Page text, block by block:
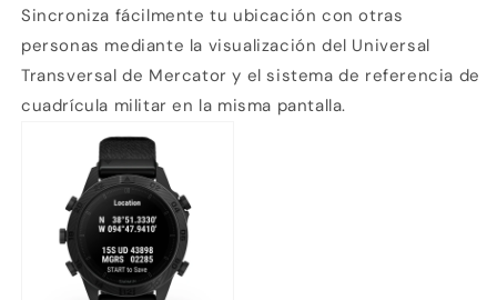
Sincroniza fácilmente tu ubicación con otras
personas mediante la visualización del Universal
Transversal de Mercator y el sistema de referencia de
cuadrícula militar en la misma pantalla.